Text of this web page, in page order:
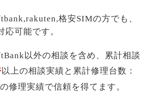
格安SIMの方でも、
応可能です。
以外の相談を含め、累計相談
以上の相談実績と累計修理台数：
修理実績で信頼を得てます。